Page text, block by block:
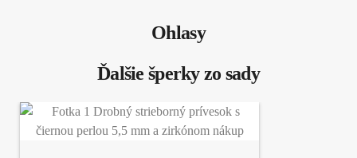
Ohlasy
Ďalšie šperky zo sady